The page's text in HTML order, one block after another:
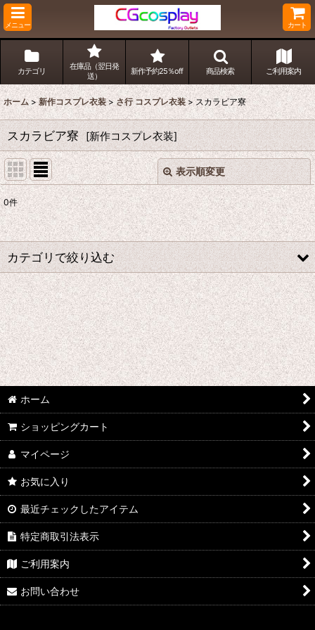
メニュー カート
カテゴリ
在庫品（翌日発
送）
新作予約25％off 商品検索 ご利用案内
ホーム > 新作コスプレ衣装 > さ行 コスプレ衣装 > スカラビア寮
スカラビア寮 [新作コスプレ衣装]
表示順変更
表示数:
並び順:
絞り込む
閉じる
0件
カテゴリで絞り込む
さ行 コスプレ衣装 (全商品)
千銃士
戦刻ナイトブラッド
地縛少年花子くん
ゾンビランドサガ
ジョジョの奇妙な冒険
さばげぶっ!
スーパーマリオブラザーズ
食戟のソーマ
サンタ コスプレ衣装
四月は君の嘘
ホーム
ショッピングカート
マイページ
お気に入り
最近チェックしたアイテム
特定商取引法表示
ご利用案内
お問い合わせ